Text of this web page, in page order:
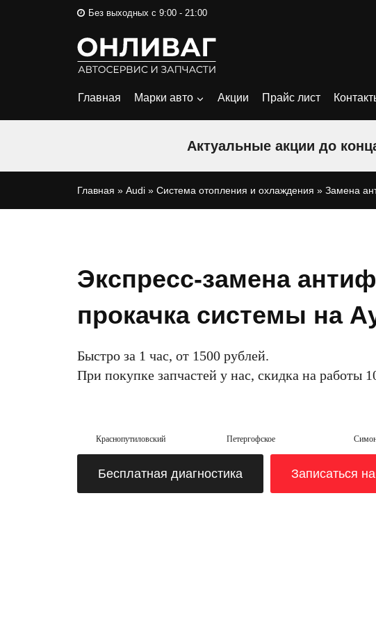
Без выходных с 9:00 - 21:00
Главная Марки авто Акции Прайс лист
Актуальные акции до
Главная » Audi » Система отопления и охлаждения » Замена
Экспресс-замена
прокачка системы на
Быстро за 1 час, от 1500 рублей.
При покупке запчастей у нас, скидка на работы
Краснопутиловский Петергофское
Бесплатная диагностика Записаться